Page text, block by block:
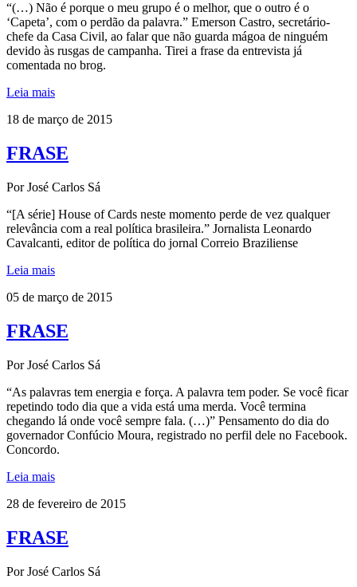
“(…) Não é porque o meu grupo é o melhor, que o outro é o
‘Capeta’, com o perdão da palavra.” Emerson Castro, secretário-
chefe da Casa Civil, ao falar que não guarda mágoa de ninguém
devido às rusgas de campanha. Tirei a frase da entrevista já
comentada no brog.
Leia mais
18 de março de 2015
FRASE
Por José Carlos Sá
“[A série] House of Cards neste momento perde de vez qualquer
relevância com a real política brasileira.” Jornalista Leonardo
Cavalcanti, editor de política do jornal Correio Braziliense
Leia mais
05 de março de 2015
FRASE
Por José Carlos Sá
“As palavras tem energia e força. A palavra tem poder. Se você ficar
repetindo todo dia que a vida está uma merda. Você termina
chegando lá onde você sempre fala. (…)” Pensamento do dia do
governador Confúcio Moura, registrado no perfil dele no Facebook.
Concordo.
Leia mais
28 de fevereiro de 2015
FRASE
Por José Carlos Sá